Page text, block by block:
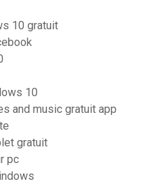
10 gratuit
10
and music gratuit app
gratuit
pc